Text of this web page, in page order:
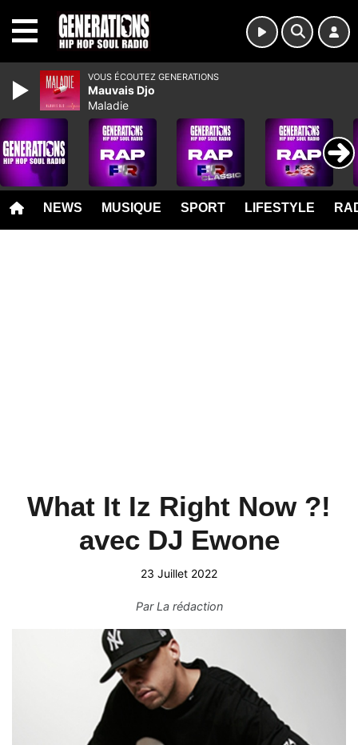
NEWS MUSIQUE SPORT LIFESTYLE
What It Iz Right Now ?!
avec DJ Ewone
23 Juillet 2022
ParLa rédaction
VOUS ÉCOUTEZ GENERATIONS
Mauvais Djo
Maladie